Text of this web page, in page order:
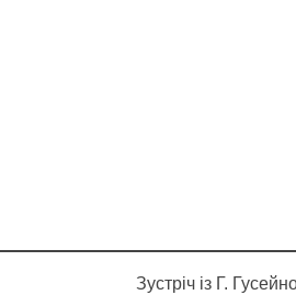
Зустріч із Г.